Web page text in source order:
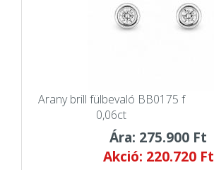
Arany brill fülbevaló BB0175 f
0,06ct
Ára: 275.900 Ft
Akció: 220.720 Ft